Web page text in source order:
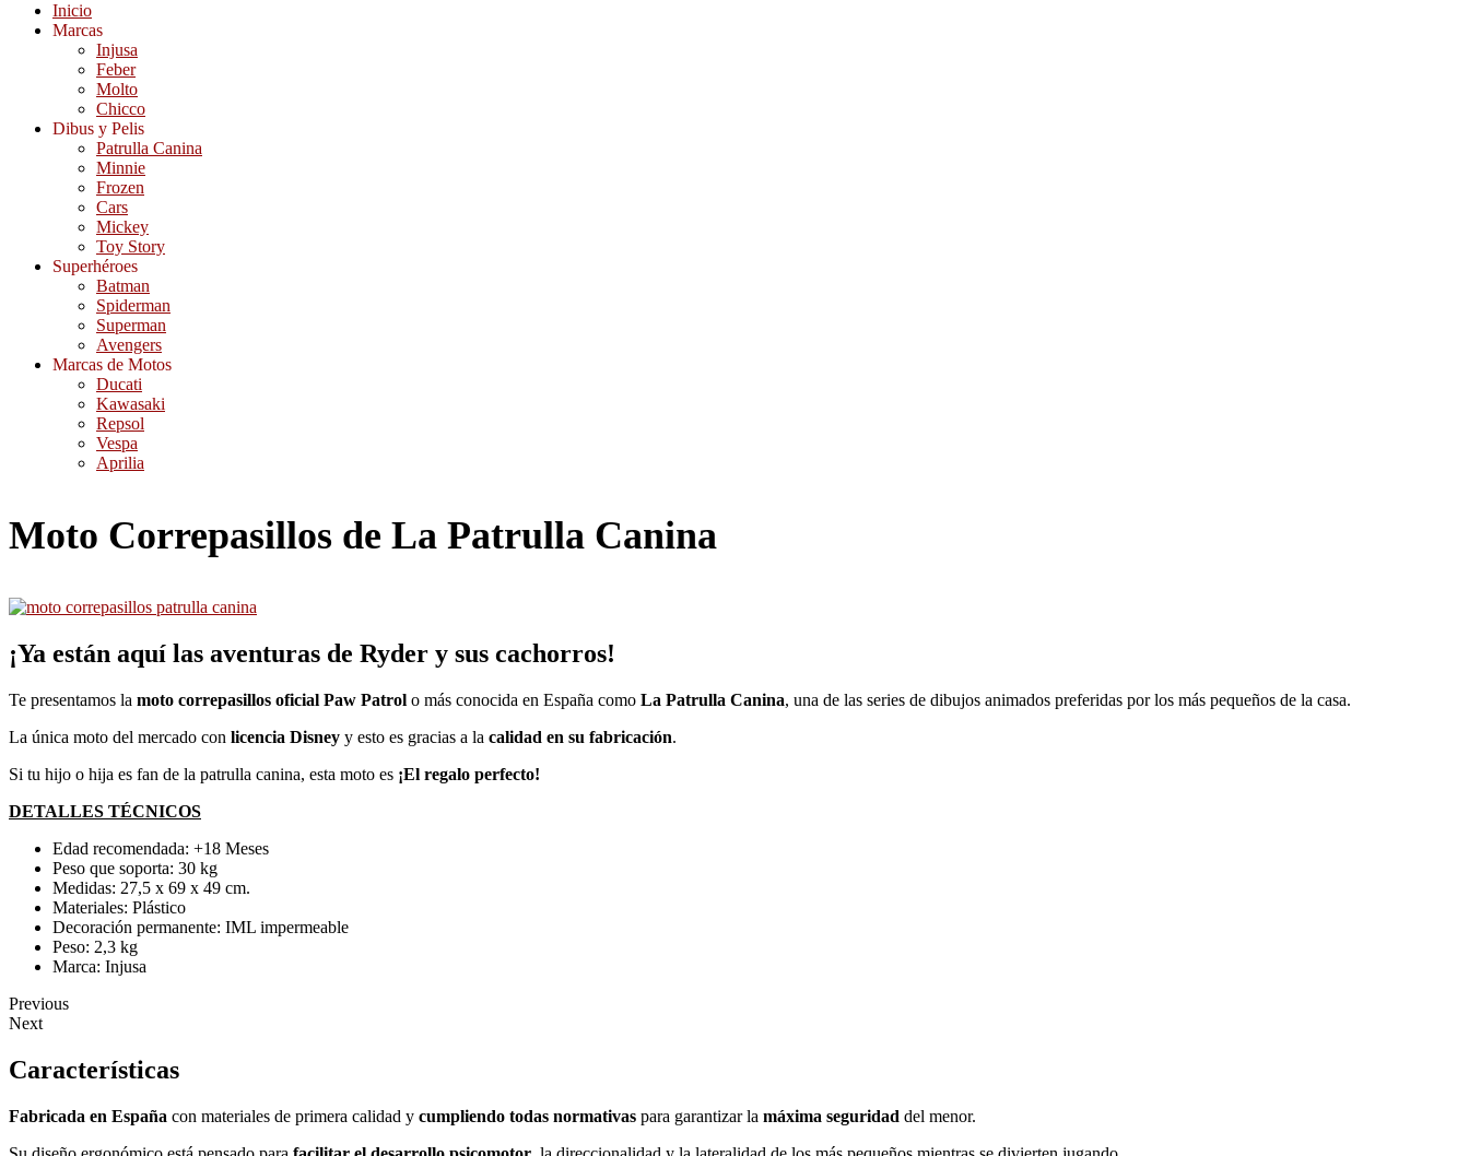
Inicio
Marcas
Injusa
Feber
Molto
Chicco
Dibus y Pelis
Patrulla Canina
Minnie
Frozen
Cars
Mickey
Toy Story
Superhéroes
Batman
Spiderman
Superman
Avengers
Marcas de Motos
Ducati
Kawasaki
Repsol
Vespa
Aprilia
Moto Correpasillos de La Patrulla Canina
¡Ya están aquí las aventuras de Ryder y sus cachorros!
Te presentamos la moto correpasillos oficial Paw Patrol o más conocida en España como La Patrulla Canina, una de las series de dibujos animados preferidas por los más pequeños de la casa.
La única moto del mercado con licencia Disney y esto es gracias a la calidad en su fabricación.
Si tu hijo o hija es fan de la patrulla canina, esta moto es ¡El regalo perfecto!
DETALLES TÉCNICOS
Edad recomendada: +18 Meses
Peso que soporta: 30 kg
Medidas: 27,5 x 69 x 49 cm.
Materiales: Plástico
Decoración permanente: IML impermeable
Peso: 2,3 kg
Marca: Injusa
Previous
Next
Características
Fabricada en España con materiales de primera calidad y cumpliendo todas normativas para garantizar la máxima seguridad del menor.